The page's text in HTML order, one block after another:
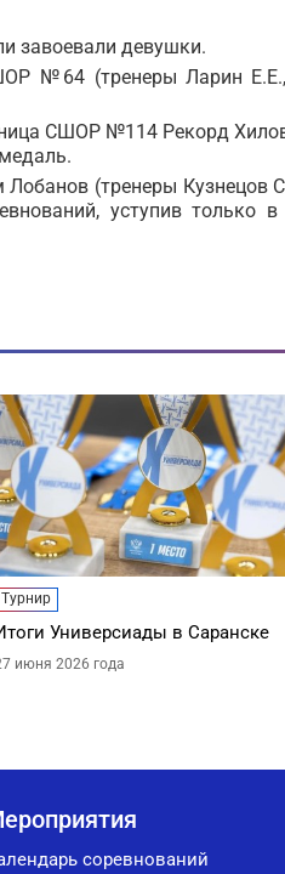
завоевали девушки.
№64 (тренеры Ларин
СШОР №114 Рекорд
(тренеры Кузнецов
уступив только
Турнир
Универсиады в Саранске
июня 2026 года
соревнований